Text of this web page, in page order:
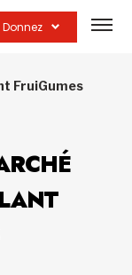
Donnez
la
FruiGumes